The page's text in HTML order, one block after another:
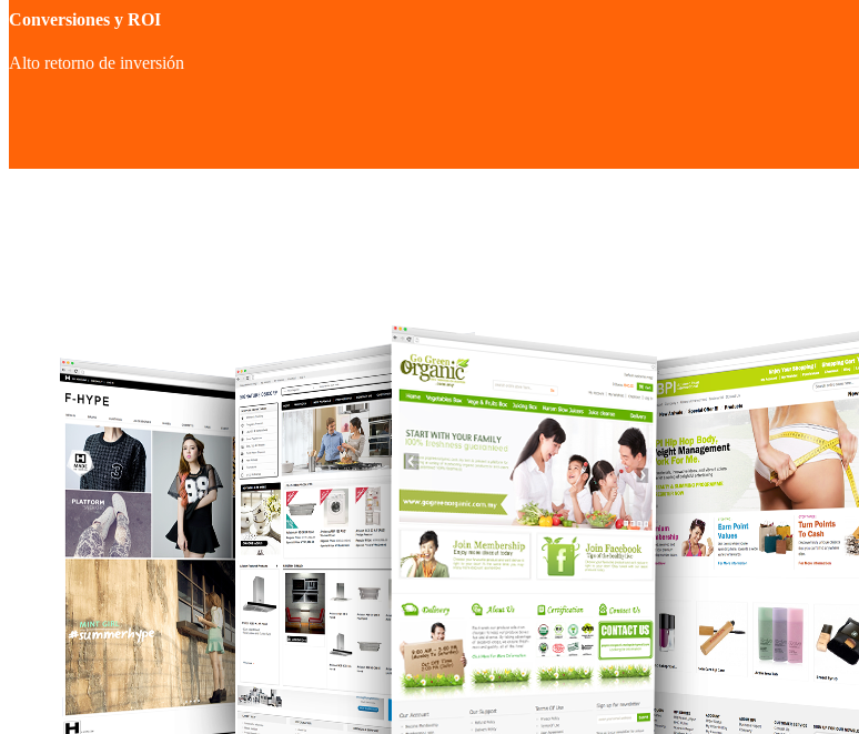
Conversiones y ROI
Alto retorno de inversión